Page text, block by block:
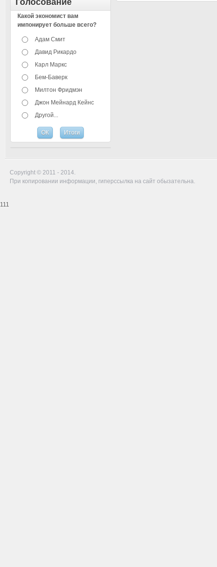
Голосование
Какой экономист вам
импонирует больше всего?
Адам Смит
Давид Рикардо
Карл Маркс
Бем-Баверк
Милтон Фридмэн
Джон Мейнард Кейнс
Другой...
Copyright © 2011 - 2014.
При копировании информации, гиперссылка на сайт обызательна.
111